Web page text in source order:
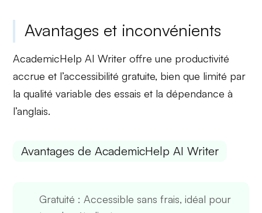
Avantages et inconvénients
AcademicHelp AI Writer offre une productivité
accrue et l’accessibilité gratuite, bien que limité par
la qualité variable des essais et la dépendance à
l’anglais.
Avantages de AcademicHelp AI Writer
Gratuité : Accessible sans frais, idéal pour